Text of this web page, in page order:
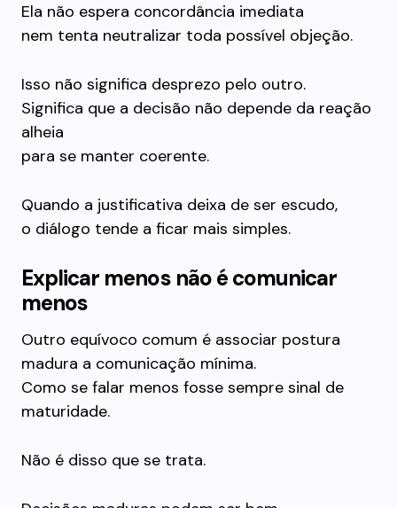
Ela não espera concordância imediata
nem tenta neutralizar toda possível objeção.
Isso não significa desprezo pelo outro.
Significa que a decisão não depende da reação
alheia
para se manter coerente.
Quando a justificativa deixa de ser escudo,
o diálogo tende a ficar mais simples.
Explicar menos não é comunicar
menos
Outro equívoco comum é associar postura
madura a comunicação mínima.
Como se falar menos fosse sempre sinal de
maturidade.
Não é disso que se trata.